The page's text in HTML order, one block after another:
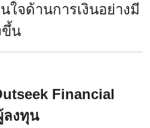
ใจด้านการเงินอย่างมี
ขึ้น
Financial
ลงทุน